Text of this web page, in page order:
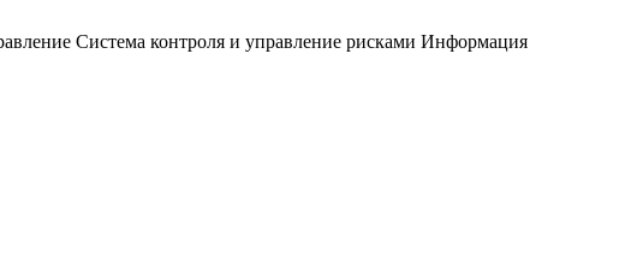
Система контроля и управление рисками Информация